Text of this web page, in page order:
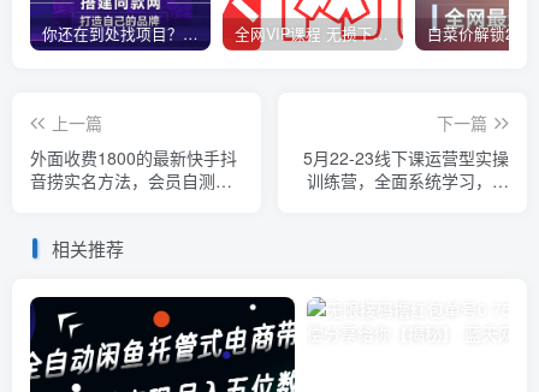
你还在到处找项目？还在当韭菜？我靠卖项目一个月收入5万+，曾经我也是个失败者。 全网VIP课程 无损下载~
上一篇
外面收费1800的最新快手抖
音捞实名方法，会员自测
下一篇
5月22-23线下课运营型实操
训练营，全面系统学习，从
相关推荐